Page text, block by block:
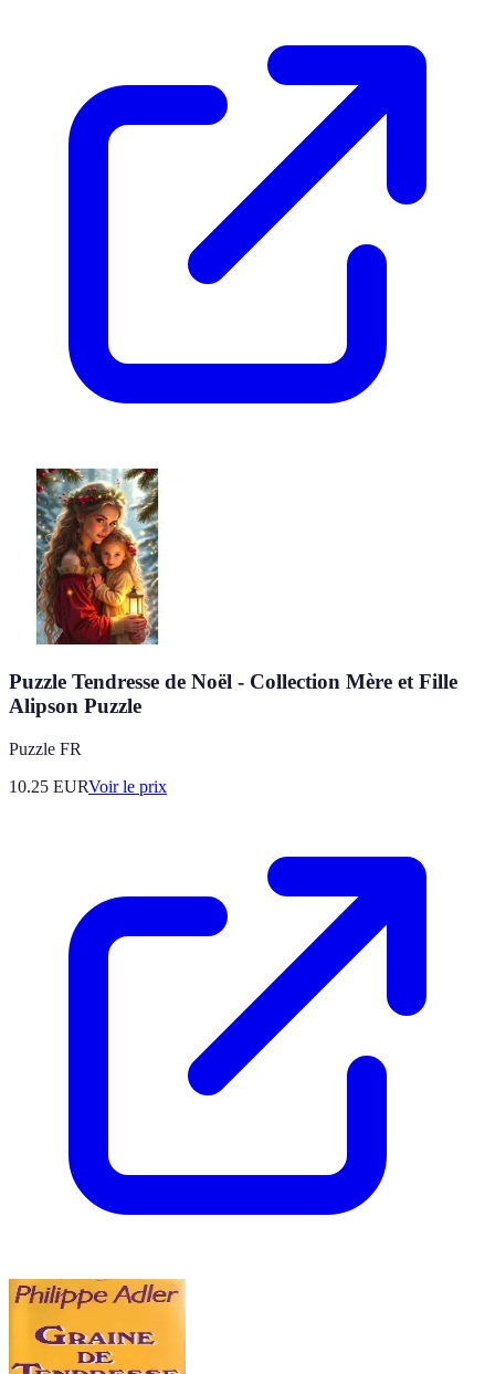
Puzzle Tendresse de Noël - Collection Mère et Fille
Alipson Puzzle
Puzzle FR
10.25 EURVoir le prix